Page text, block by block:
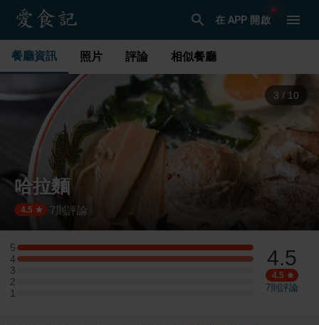
在 APP 開啟
餐廳資訊 照片 評論 相似餐廳
4 / 10
哈拉麵
4.5 7則評論
5
5 星：1 則評論
4
4 星：1 則評論
3
3 星：0 則評論
2
2 星：0 則評論
1
1 星：0 則評論
4.5
4.5
7則評論